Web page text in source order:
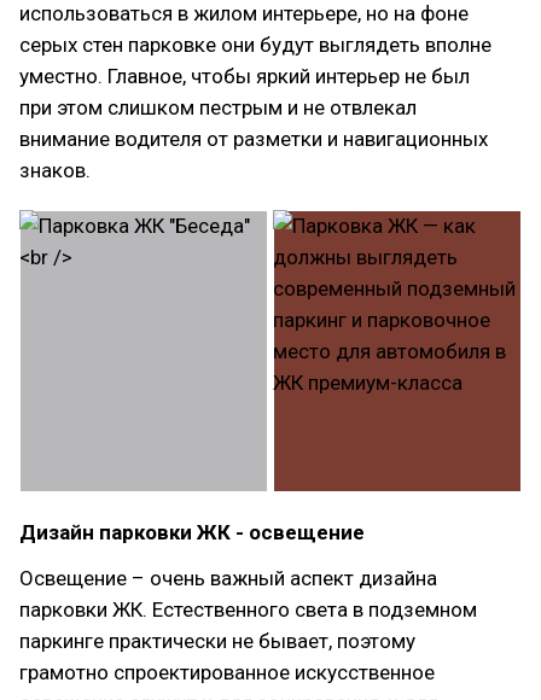
использоваться в жилом интерьере, но на фоне
серых стен парковке они будут выглядеть вполне
уместно. Главное, чтобы яркий интерьер не был
при этом слишком пестрым и не отвлекал
внимание водителя от разметки и навигационных
знаков.
Дизайн парковки ЖК - освещение
Освещение – очень важный аспект дизайна
парковки ЖК. Естественного света в подземном
паркинге практически не бывает, поэтому
грамотно спроектированное искусственное